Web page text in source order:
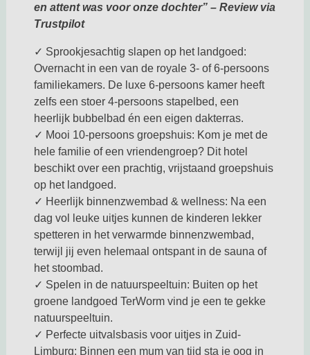
en attent was voor onze dochter” – Review via
Trustpilot
✓ Sprookjesachtig slapen op het landgoed:
Overnacht in een van de royale 3- of 6-persoons
familiekamers. De luxe 6-persoons kamer heeft
zelfs een stoer 4-persoons stapelbed, een
heerlijk bubbelbad én een eigen dakterras.
✓ Mooi 10-persoons groepshuis: Kom je met de
hele familie of een vriendengroep? Dit hotel
beschikt over een prachtig, vrijstaand groepshuis
op het landgoed.
✓ Heerlijk binnenzwembad & wellness: Na een
dag vol leuke uitjes kunnen de kinderen lekker
spetteren in het verwarmde binnenzwembad,
terwijl jij even helemaal ontspant in de sauna of
het stoombad.
✓ Spelen in de natuurspeeltuin: Buiten op het
groene landgoed TerWorm vind je een te gekke
natuurspeeltuin.
✓ Perfecte uitvalsbasis voor uitjes in Zuid-
Limburg: Binnen een mum van tijd sta je oog in